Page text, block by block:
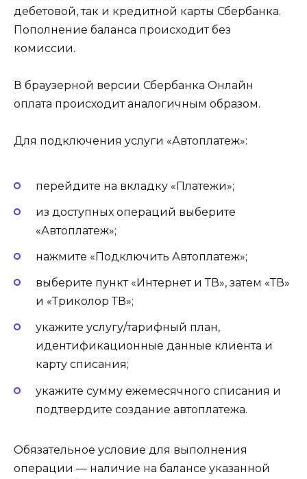
дебетовой, так и кредитной карты Сбербанка.
Пополнение баланса происходит без
комиссии.
В браузерной версии Сбербанка Онлайн
оплата происходит аналогичным образом.
Для подключения услуги «Автоплатеж»:
перейдите на вкладку «Платежи»;
из доступных операций выберите
«Автоплатеж»;
нажмите «Подключить Автоплатеж»;
выберите пункт «Интернет и ТВ», затем «ТВ»
и «Триколор ТВ»;
укажите услугу/тарифный план,
идентификационные данные клиента и
карту списания;
укажите сумму ежемесячного списания и
подтвердите создание автоплатежа.
Обязательное условие для выполнения
операции — наличие на балансе указанной